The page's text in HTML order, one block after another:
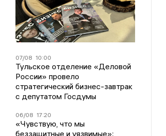
07/08 10:00
Тульское отделение «Деловой
России» провело
стратегический бизнес-завтрак
с депутатом Госдумы
06/08 17:20
«Чувствую, что мы
беззащитные и уязвимые»: